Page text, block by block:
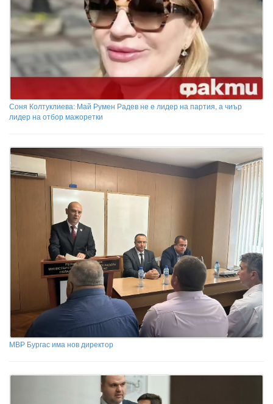
Соня Колтуклиева: Май Румен Радев не е лидер на партия, а чиър
лидер на отбор мажоретки
МВР Бургас има нов директор